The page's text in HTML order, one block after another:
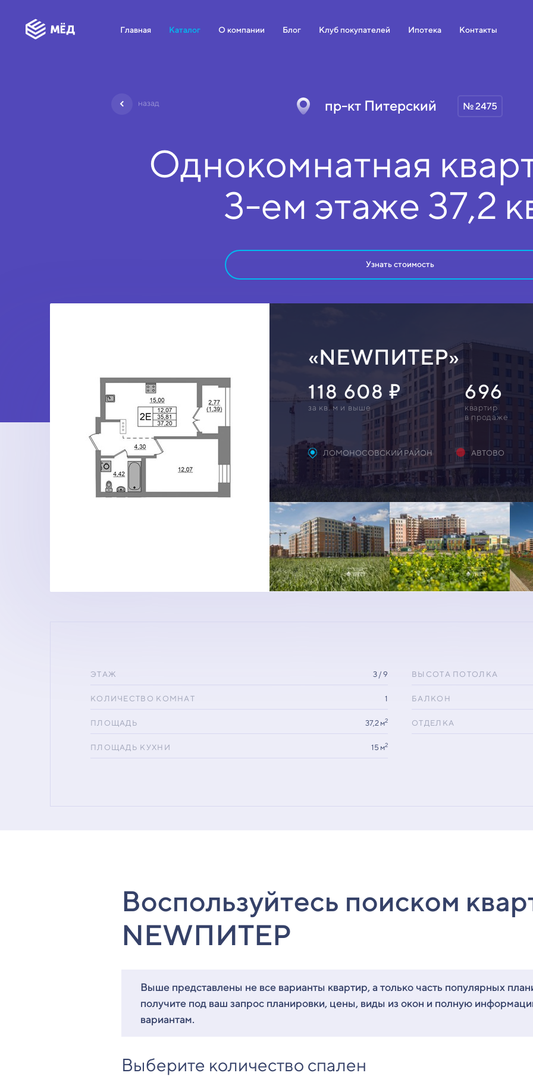
Главная Каталог О компании Блог Клуб покупателей Ипотека Контакты
назад пр-кт Питерский № 2475
Однокомнатная
3-ем этаже 37,2
Узнать стоимость
«NEWПИТЕР»
118 608
за кв. м и выше
696
квартир
в продаже
ЛОМОНОСОВСКИЙ РАЙОН АВТОВО
ЭТАЖ 3 / 9
КОЛИЧЕСТВО КОМНАТ 1
ПЛОЩАДЬ 37,2 м2
ПЛОЩАДЬ КУХНИ 15 м2
ВЫСОТА ПОТОЛКА
БАЛКОН
ОТДЕЛКА
Воспользуйтесь поиском
NEWПИТЕР
Выше представлены не все варианты квартир, а только часть популярных
получите под ваш запрос планировки, цены, виды из окон и полную
вариантам.
Выберите количество спален